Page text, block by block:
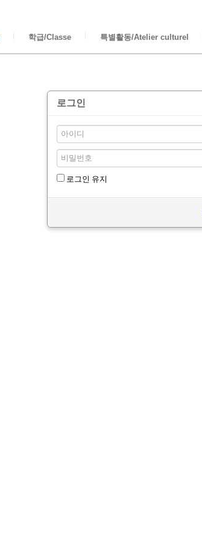
학급/Classe 특별활동/Atelier culturel
로그인
로그인 유지